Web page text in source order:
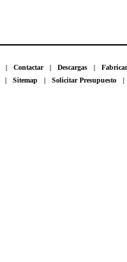
| Contactar| Descargas |
| Sitemap | Solicitar Presupuesto